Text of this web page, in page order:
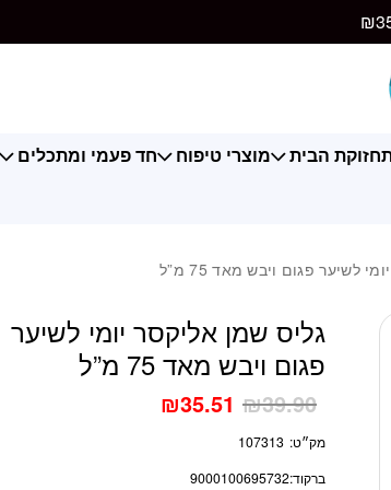
הבית מוצרי טיפוח חד פעמי ומתכלים
לשיער פגום ויבש מאד 75 מ”ל
גליס שמן אליקסר יומי לשיער
פגום ויבש מאד 75 מ”ל
₪39.90
₪35.51
מק״ט: 107313
ברקוד:9000100695732